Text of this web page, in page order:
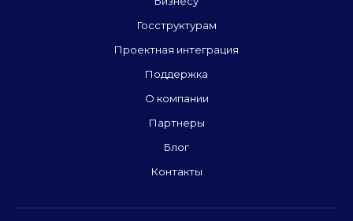
Госструктурам
Проектная интеграция
Поддержка
О компании
Партнеры
Блог
Контакты